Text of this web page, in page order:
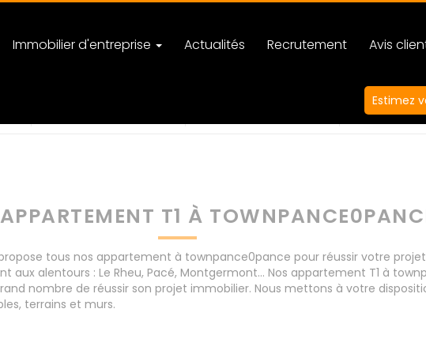
Immobilier d'entreprise Actualités Recrutement Avis
Estimez
T1 À
tous nos appartement à townpance0pance pour réussir votre
aux alentours : Le Rheu, Pacé, Montgermont... Nos appartement T1 à
nombre de réussir son projet immobilier. Nous mettons à votre
terrains et murs.